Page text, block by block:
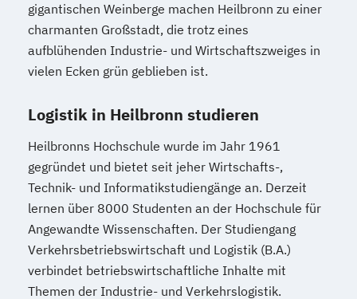
gigantischen Weinberge machen Heilbronn zu einer
charmanten Großstadt, die trotz eines
aufblühenden Industrie- und Wirtschaftszweiges in
vielen Ecken grün geblieben ist.
Logistik in Heilbronn studieren
Heilbronns Hochschule wurde im Jahr 1961
gegründet und bietet seit jeher Wirtschafts-,
Technik- und Informatikstudiengänge an. Derzeit
lernen über 8000 Studenten an der Hochschule für
Angewandte Wissenschaften. Der Studiengang
Verkehrsbetriebswirtschaft und Logistik (B.A.)
verbindet betriebswirtschaftliche Inhalte mit
Themen der Industrie- und Verkehrslogistik.